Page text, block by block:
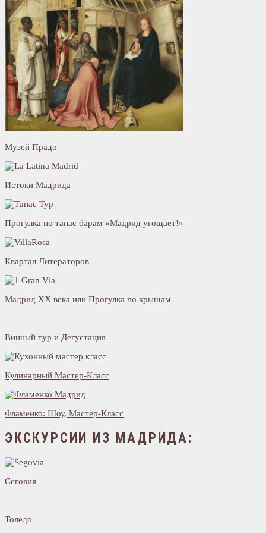
Музей Прадо
Истоки Мадрида
Прогулка по тапас барам «Мадрид угощает!»
Квартал Литераторов
Мадрид XX века или Прогулка по крышам
Винный тур и Дегустация
Кулинарный Мастер-Класс
Фламенко: Шоу, Мастер-Класс
ЭКСКУРСИИ ИЗ МАДРИДА:
Сеговия
Толедо